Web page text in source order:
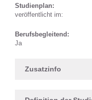
Studienplan:
veröffentlicht im:
Berufsbegleitend:
Ja
Zusatzinfo